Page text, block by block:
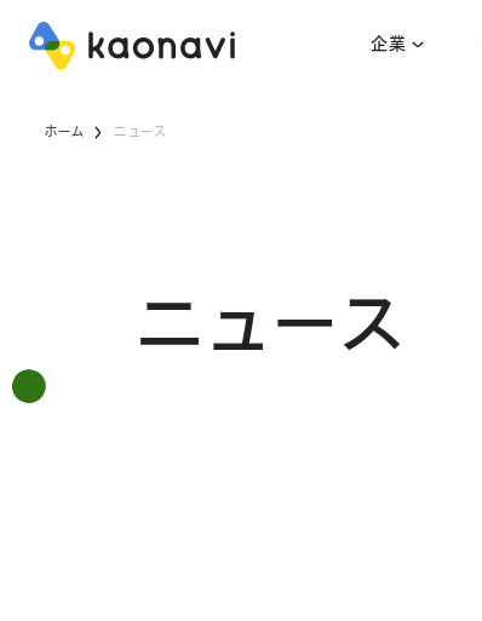
企業
ホーム ニュース
ニュース